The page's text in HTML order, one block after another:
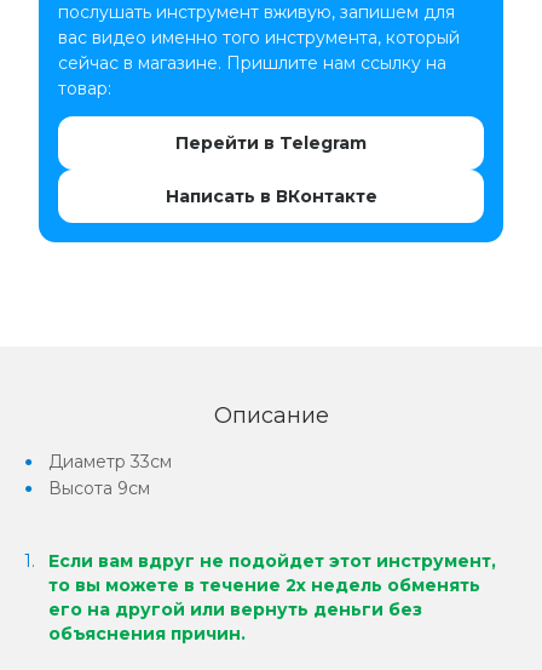
послушать инструмент вживую, запишем для
вас видео именно того инструмента, который
сейчас в магазине. Пришлите нам ссылку на
товар:
Перейти в Telegram
Написать в ВКонтакте
Описание
Диаметр 33см
Высота 9см
Если вам вдруг не подойдет этот инструмент,
то вы можете в течение 2х недель обменять
его на другой или вернуть деньги без
объяснения причин.